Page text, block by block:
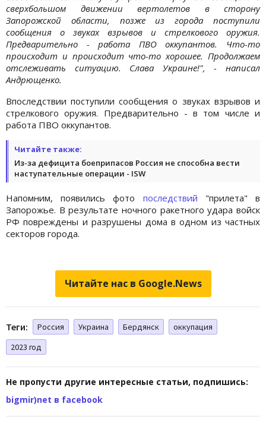
сверхбольшом движении вертолетов в сторону
Запорожской области, позже из города поступили
сообщения о звуках взрывов и стрелкового оружия.
Предварительно - работа ПВО оккупантов. Что-то
происходит и происходит что-то хорошее. Продолжаем
отслеживать ситуацию. Слава Украине!", - написал
Андрющенко.
Впоследствии поступили сообщения о звуках взрывов и
стрелкового оружия. Предварительно - в том числе и
работа ПВО оккупантов.
Читайте также:
Из-за дефицита боеприпасов Россия не способна вести
наступательные операции - ISW
Напомним, появились фото последствий "прилета" в
Запорожье. В результате ночного ракетного удара войск
РФ повреждены и разрушены дома в одном из частных
секторов города.
Читайте нас в Google.News
Теги: Россия Украина Бердянск
оккупация
2023 год
Не пропусти другие интересные статьи, подпишись:
bigmir)net в facebook